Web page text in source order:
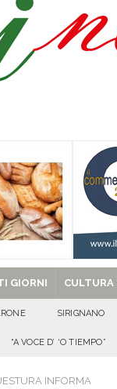
consolidare la
denunciano un
san Giovanni Battista e
GIORNI CULTURA
SIRIGNANO
“A VOCE D’ ‘O TIEMPO”
INFORMA